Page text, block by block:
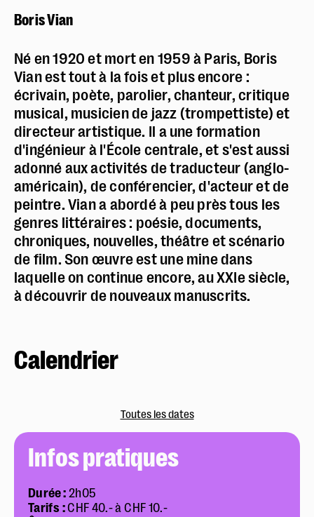
Boris Vian
Né en 1920 et mort en 1959 à Paris, Boris
Vian est tout à la fois et plus encore :
écrivain, poète, parolier, chanteur, critique
musical, musicien de jazz (trompettiste) et
directeur artistique. Il a une formation
d'ingénieur à l'École centrale, et s'est aussi
adonné aux activités de traducteur (anglo-
américain), de conférencier, d'acteur et de
peintre. Vian a abordé à peu près tous les
genres littéraires : poésie, documents,
chroniques, nouvelles, théâtre et scénario
de film. Son œuvre est une mine dans
laquelle on continue encore, au XXIe siècle,
à découvrir de nouveaux manuscrits.
Calendrier
Toutes les dates
Infos pratiques
Durée: 2h05
Tarifs :CHF 40.- à CHF 10.-